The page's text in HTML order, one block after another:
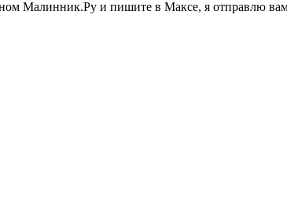
Малинник.Ру и пишите в Максе, я отправлю вам